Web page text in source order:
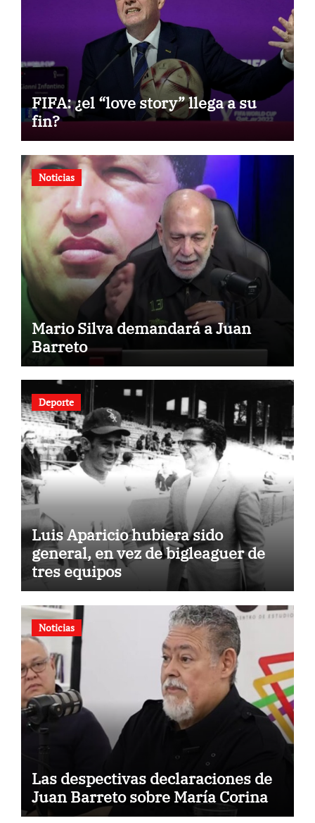
FIFA: ¿el “love story” llega a su
fin?
Noticias
Mario Silva demandará a Juan
Barreto
Deporte
Luis Aparicio hubiera sido
general, en vez de bigleaguer de
tres equipos
Noticias
Las despectivas declaraciones de
Juan Barreto sobre María Corina